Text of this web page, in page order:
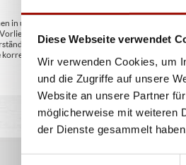
Diese Webseite verwendet
Wir verwenden Cookies, um
und die Zugriffe auf unsere
Website an unsere Partner
möglicherweise mit weiteren
der Dienste gesammelt
in unseren Produkten neben den
oder im Produktionsprozess in
dass wir keine Garantie für absolute
und geben den aktuellen Stand wieder.